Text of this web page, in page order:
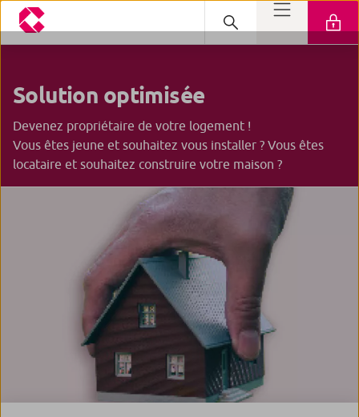
Solution optimisée
Devenez propriétaire de votre logement !
Vous êtes jeune et souhaitez vous installer ? Vous êtes
locataire et souhaitez construire votre maison ?